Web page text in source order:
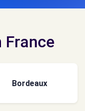
France
Bordeaux